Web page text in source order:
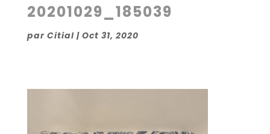
20201029_185039
par Citial| Oct 31, 2020